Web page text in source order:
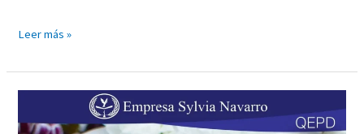
Leer más »
MARIO